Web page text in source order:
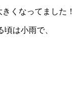
くなってました！
は小雨で、